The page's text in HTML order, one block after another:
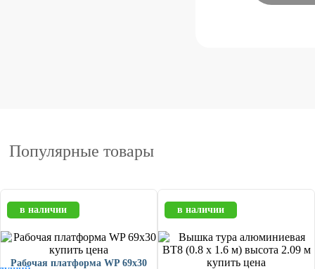
Популярные товары
в наличии
Рабочая платформа WP 69x30
в наличии